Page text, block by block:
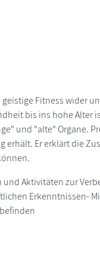
Fitness wider
bis ins hohe Alter
und "alte" Organe.
erhält. Er erklärt die
Aktivitäten zur
Erkenntnissen-